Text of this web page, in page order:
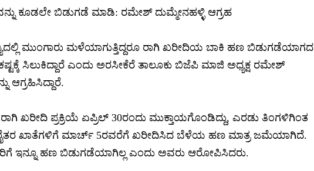
ಕೂಡಲೇ ಬಿಡುಗಡೆ ಮಾಡಿ: ರಮೇಶ್ ದುಮ್ಮೇನಹಳ್ಳಿ ಆಗ್ರಹ
ಮುಂಗಾರು ಮಳೆಯಾಗುತ್ತಿದ್ದರೂ ರಾಗಿ ಖರೀದಿಯ ಬಾಕಿ ಹಣ ಬಿಡುಗಡೆಯಾಗದ
ಸಿಲುಕಿದ್ದಾರೆ ಎಂದು ಅರಸೀಕೆರೆ ತಾಲೂಕು ಬಿಜೆಪಿ ಮಾಜಿ ಅಧ್ಯಕ್ಷ ರಮೇಶ್
ಆಗ್ರಹಿಸಿದ್ದಾರೆ.
ಖರೀದಿ ಪ್ರಕ್ರಿಯೆ ಏಪ್ರಿಲ್ 30ರಂದು ಮುಕ್ತಾಯಗೊಂಡಿದ್ದು, ಎರಡು ತಿಂಗಳಿಗಿಂತ
ರೈತರ ಖಾತೆಗಳಿಗೆ ಮಾರ್ಚ್ 5ರವರೆಗೆ ಖರೀದಿಸಿದ ಬೆಳೆಯ ಹಣ ಮಾತ್ರ ಜಮೆಯಾಗಿದೆ.
ಇನ್ನೂ ಹಣ ಬಿಡುಗಡೆಯಾಗಿಲ್ಲ ಎಂದು ಅವರು ಆರೋಪಿಸಿದರು.